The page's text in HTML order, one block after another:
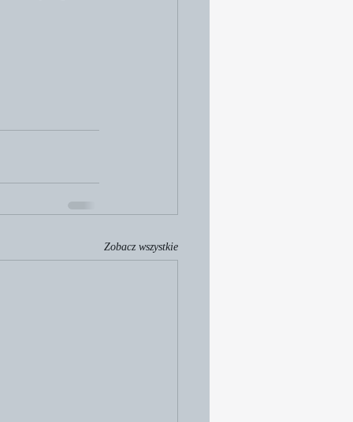
Zobacz wszystkie